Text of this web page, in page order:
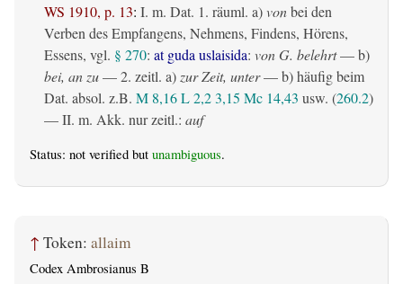
WS 1910, p. 13: I. m. Dat. 1. räuml. a)vonbei den
Verben des Empfangens, Nehmens, Findens, Hörens,
Essens, vgl. § 270: at guda uslaisida: von G. belehrt— b)
bei, an zu— 2. zeitl. a)zur Zeit, unter— b) häufig beim
Dat. absol. z.B. M 8,16L 2,23,15 Mc 14,43 usw. (260.2)
— II. m. Akk. nur zeitl.: auf
Status: not verified but unambiguous.
↑ Token: allaim
Codex Ambrosianus B